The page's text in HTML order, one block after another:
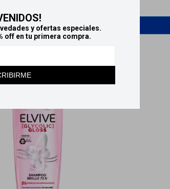
y ofertas especiales.
off en tu primera compra.